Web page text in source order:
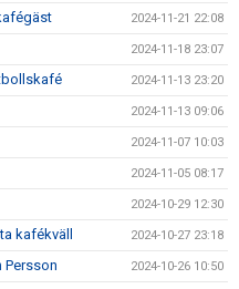
2024-11-21 22:08
2024-11-18 23:07
2024-11-13 23:20
2024-11-13 09:06
2024-11-07 10:03
2024-11-05 08:17
2024-10-29 12:30
kafékväll 2024-10-27 23:18
Persson 2024-10-26 10:50